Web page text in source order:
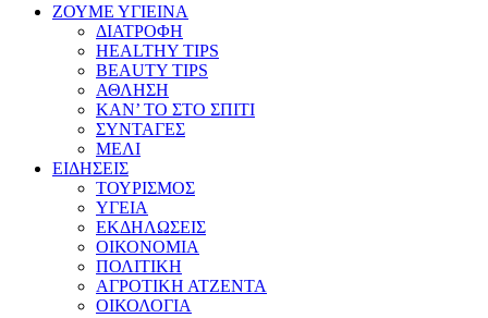
ΖΟΥΜΕ ΥΓΙΕΙΝΑ
ΔΙΑΤΡΟΦΗ
HEALTHY TIPS
BEAUTY TIPS
ΑΘΛΗΣΗ
ΚΑΝ’ ΤΟ ΣΤΟ ΣΠΙΤΙ
ΣΥΝΤΑΓΕΣ
ΜΕΛΙ
ΕΙΔΗΣΕΙΣ
ΤΟΥΡΙΣΜΟΣ
ΥΓΕΙΑ
ΕΚΔΗΛΩΣΕΙΣ
ΟΙΚΟΝΟΜΙΑ
ΠΟΛΙΤΙΚΗ
ΑΓΡΟΤΙΚΗ ΑΤΖΕΝΤΑ
ΟΙΚΟΛΟΓΙΑ